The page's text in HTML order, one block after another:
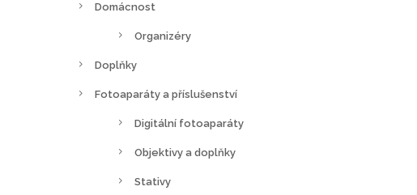
Domácnost
Organizéry
Doplňky
Fotoaparáty a příslušenství
Digitální fotoaparáty
Objektivy a doplňky
Stativy